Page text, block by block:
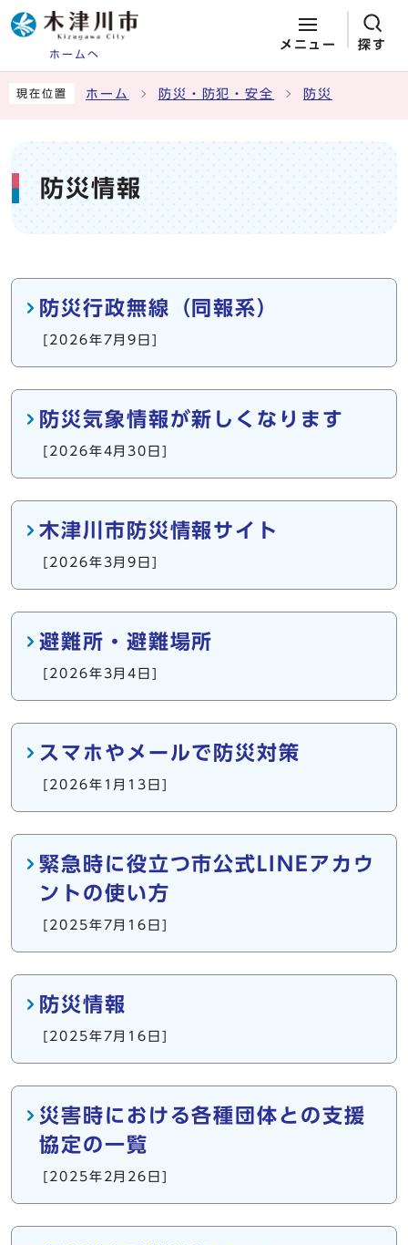
ホームへ
メニュー 探す
現在位置 ホーム 防災・防犯・安全 防災
防災情報
メインメニュー
防災行政無線（同報系）
[2026年7月9日]
防災気象情報が新しくなります
[2026年4月30日]
木津川市防災情報サイト
[2026年3月9日]
避難所・避難場所
[2026年3月4日]
スマホやメールで防災対策
[2026年1月13日]
緊急時に役立つ市公式LINEアカウ
ントの使い方
[2025年7月16日]
防災情報
[2025年7月16日]
災害時における各種団体との支援
協定の一覧
[2025年2月26日]